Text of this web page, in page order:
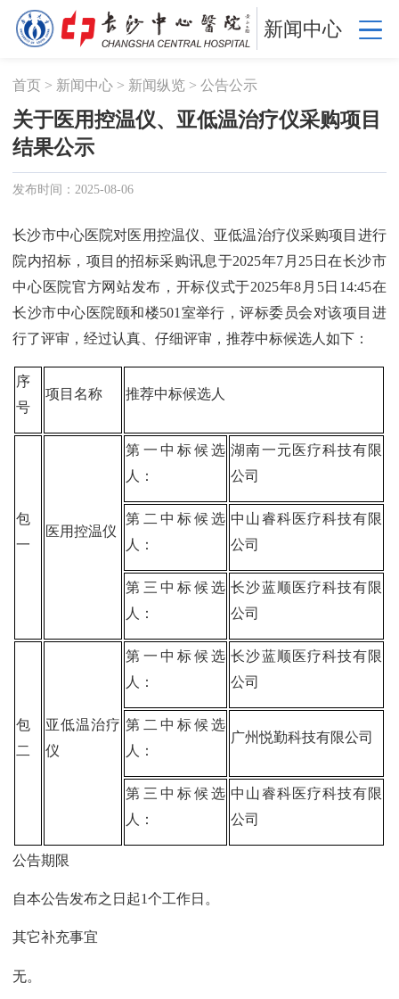
新闻中心
首页 > 新闻中心 > 新闻纵览 > 公告公示
关于医用控温仪、亚低温治疗仪采购项目
结果公示
发布时间：2025-08-06
长沙市中心医院对医用控温仪、亚低温治疗仪采购项目进行
院内招标，项目的招标采购讯息于2025年7月25日在长沙市
中心医院官方网站发布，开标仪式于2025年8月5日14:45在
长沙市中心医院颐和楼501室举行，评标委员会对该项目进
行了评审，经过认真、仔细评审，推荐中标候选人如下：
序
号
项目名称 推荐中标候选人
包
一
医用控温仪
第一中标候选
人：
湖南一元医疗科技有限
公司
第二中标候选
人：
中山睿科医疗科技有限
公司
第三中标候选
人：
长沙蓝顺医疗科技有限
公司
包
二
亚低温治疗
仪
第一中标候选
人：
长沙蓝顺医疗科技有限
公司
第二中标候选
人：
广州悦勤科技有限公司
第三中标候选
人：
中山睿科医疗科技有限
公司
公告期限
自本公告发布之日起1个工作日。
其它补充事宜
无。